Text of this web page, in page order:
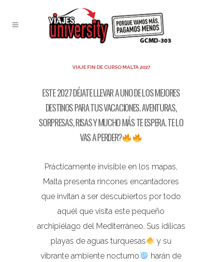
VIAJE FIN DE CURSO MALTA 2027
ESTE 2027 DÉJATE LLEVAR A UNO DE LOS MEJORES
DESTINOS PARA TUS VACACIONES. AVENTURAS,
SORPRESAS, RISAS Y MUCHO MÁS TE ESPERA. TE LO
VAS A PERDER?
Prácticamente invisible en los mapas,
Malta presenta rincones encantadores
que invitan a ser descubiertos por todo
aquél que visita este pequeño
archipiélago del Mediterráneo. Sus idílicas
playas de aguas turquesas
y su
vibrante ambiente nocturno
harán de